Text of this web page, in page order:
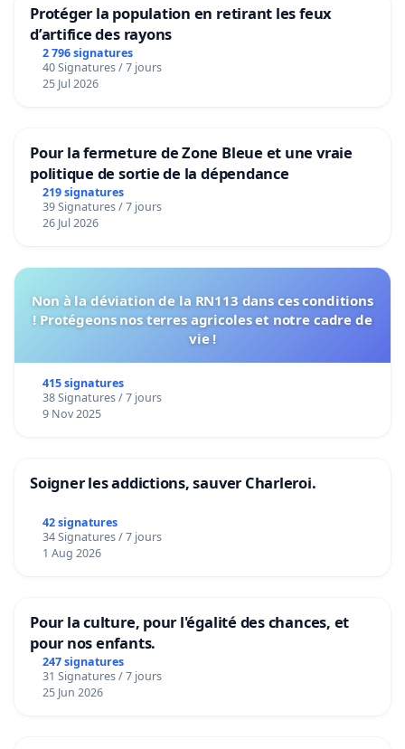
Protéger la population en retirant les feux
d’artifice des rayons
2 796 signatures
40 Signatures / 7 jours
25 Jul 2026
Pour la fermeture de Zone Bleue et une vraie
politique de sortie de la dépendance
219 signatures
39 Signatures / 7 jours
26 Jul 2026
Non à la déviation de la RN113 dans ces conditions
! Protégeons nos terres agricoles et notre cadre de
vie !
415 signatures
38 Signatures / 7 jours
9 Nov 2025
Soigner les addictions, sauver Charleroi.
42 signatures
34 Signatures / 7 jours
1 Aug 2026
Pour la culture, pour l'égalité des chances, et
pour nos enfants.
247 signatures
31 Signatures / 7 jours
25 Jun 2026